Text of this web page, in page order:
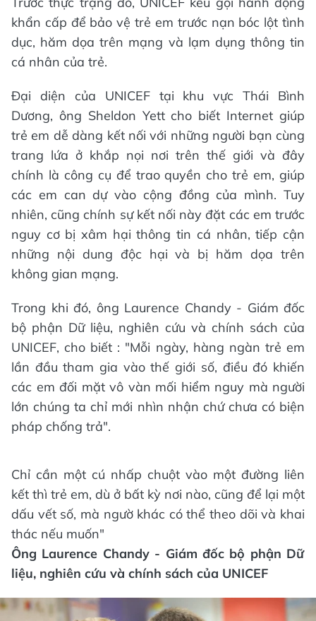
khẩn cấp để bảo vệ trẻ em trước nạn bóc lột tình
dục, hăm dọa trên mạng và lạm dụng thông tin
cá nhân của trẻ.
Đại diện của UNICEF tại khu vực Thái Bình
Dương, ông Sheldon Yett cho biết Internet giúp
trẻ em dễ dàng kết nối với những người bạn cùng
trang lứa ở khắp nọi nơi trên thế giới và đây
chính là công cụ để trao quyền cho trẻ em, giúp
các em can dự vào cộng đồng của mình. Tuy
nhiên, cũng chính sự kết nối này đặt các em trước
nguy cơ bị xâm hại thông tin cá nhân, tiếp cận
những nội dung độc hại và bị hăm dọa trên
không gian mạng.
Trong khi đó, ông Laurence Chandy - Giám đốc
bộ phận Dữ liệu, nghiên cứu và chính sách của
UNICEF, cho biết : "Mỗi ngày, hàng ngàn trẻ em
lần đầu tham gia vào thế giới số, điều đó khiến
các em đối mặt vô vàn mối hiểm nguy mà người
lớn chúng ta chỉ mới nhìn nhận chứ chưa có biện
pháp chống trả".
Chỉ cần một cú nhấp chuột vào một đường liên
kết thì trẻ em, dù ở bất kỳ nơi nào, cũng để lại một
dấu vết số, mà ngườ khác có thể theo dõi và khai
thác nếu muốn"
Ông Laurence Chandy - Giám đốc bộ phận Dữ
liệu, nghiên cứu và chính sách của UNICEF